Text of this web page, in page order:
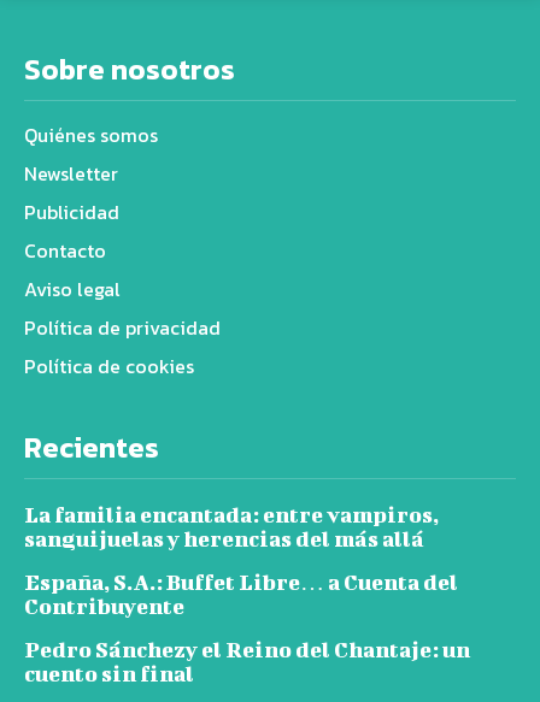
Sobre nosotros
Quiénes somos
Newsletter
Publicidad
Contacto
Aviso legal
Política de privacidad
Política de cookies
Recientes
La familia encantada: entre vampiros,
sanguijuelas y herencias del más allá
España, S.A.: Buffet Libre… a Cuenta del
Contribuyente
Pedro Sánchezy el Reino del Chantaje: un
cuento sin final